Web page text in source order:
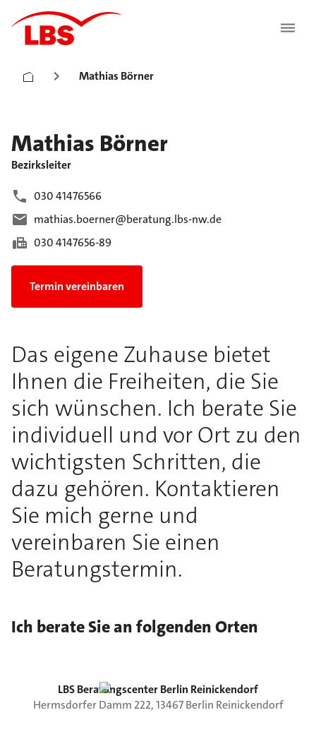
Mathias Börner
Mathias Börner
Bezirksleiter
030 41476566
mathias.boerner@beratung.lbs-nw.de
030 4147656-89
Termin vereinbaren
Das eigene Zuhause bietet
Ihnen die Freiheiten, die Sie
sich wünschen. Ich berate Sie
individuell und vor Ort zu den
wichtigsten Schritten, die
dazu gehören. Kontaktieren
Sie mich gerne und
vereinbaren Sie einen
Beratungstermin.
Ich berate Sie an folgenden Orten
LBS Beratungscenter Berlin Reinickendorf
Hermsdorfer Damm 222,13467 Berlin Reinickendorf